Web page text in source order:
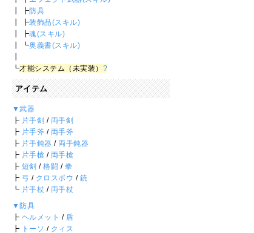
┃ ┣防具
┃ ┣装飾品(スキル)
┃ ┣魂(スキル)
┃ ┗奥義書(スキル)
┗才能システム（未実装） ?
アイテム
▼武器
┣ 片手剣 / 両手剣
┣ 片手斧 / 両手斧
┣ 片手鈍器 / 両手鈍器
┣ 片手槍 / 両手槍
┣ 短剣 /格闘 / 拳
┣ 弓 / クロスボウ / 銃
┗ 片手杖 / 両手杖
▼防具
┣ ヘルメット / 盾
┣ トーソ / クィス